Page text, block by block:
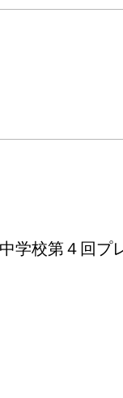
学校第４回プ